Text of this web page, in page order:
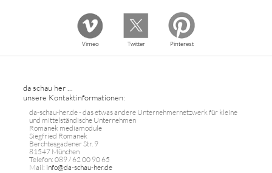
Vimeo Twitter Pinterest
da schau her ...
unsere Kontaktinformationen:
da-schau-her.de - das etwas andere Unternehmernetzwerk für kleine
und mittelständische Unternehmen
Romanek mediamodule
Siegfried Romanek
Berchtesgadener Str. 9
81547 München
Telefon: 089 / 62 00 90 65
Mail: info@da-schau-her.de